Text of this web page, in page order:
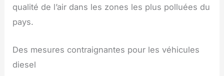
qualité de l’air dans les zones les plus polluées du
pays.
Des mesures contraignantes pour les véhicules
diesel